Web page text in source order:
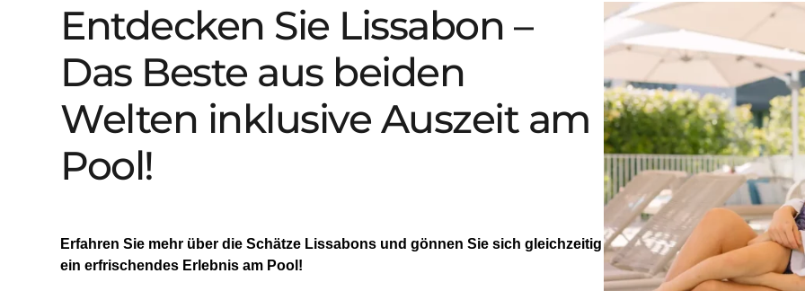
Entdecken Sie Lissabon –
Das Beste aus beiden
Welten inklusive Auszeit am
Pool!
Erfahren Sie mehr über die Schätze Lissabons und gönnen Sie sich gleichzeitig
ein erfrischendes Erlebnis am Pool!